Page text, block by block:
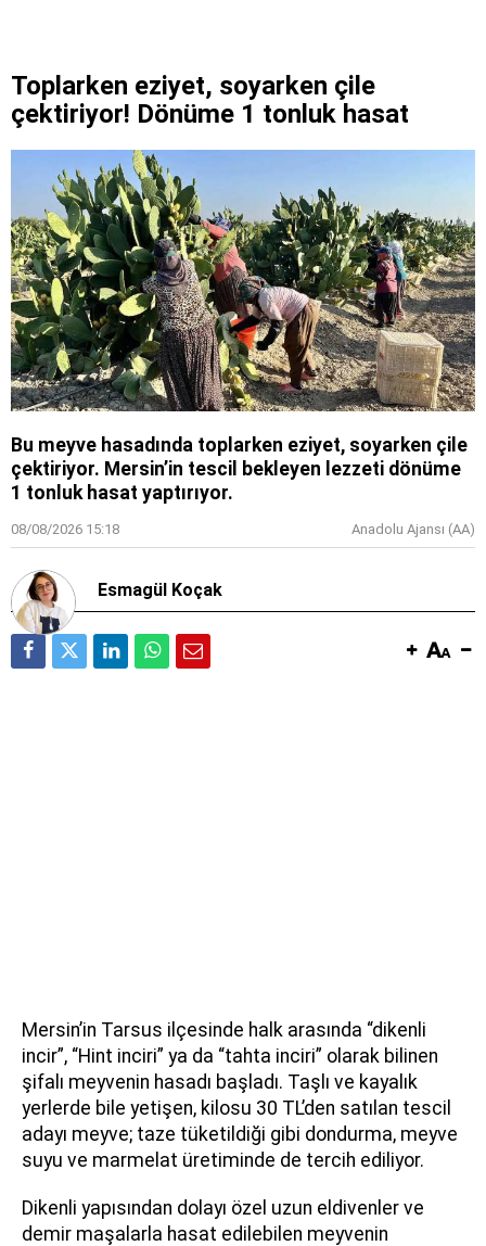
Toplarken eziyet, soyarken çile
çektiriyor! Dönüme 1 tonluk hasat
Bu meyve hasadında toplarken eziyet, soyarken çile
çektiriyor. Mersin’in tescil bekleyen lezzeti dönüme
1 tonluk hasat yaptırıyor.
08/08/2026 15:18 Anadolu Ajansı (AA)
Esmagül Koçak
Mersin’in Tarsus ilçesinde halk arasında “dikenli
incir”, “Hint inciri” ya da “tahta inciri” olarak bilinen
şifalı meyvenin hasadı başladı. Taşlı ve kayalık
yerlerde bile yetişen, kilosu 30 TL’den satılan tescil
adayı meyve; taze tüketildiği gibi dondurma, meyve
suyu ve marmelat üretiminde de tercih ediliyor.
Dikenli yapısından dolayı özel uzun eldivenler ve
demir maşalarla hasat edilebilen meyvenin